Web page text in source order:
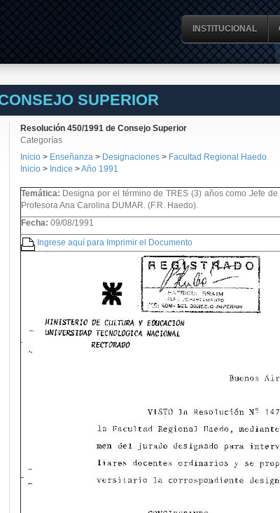
INSTITUCIONAL
SUPERIOR
Resolución 450/1991 de Consejo Superior
Categorías
Inicio> Enseñanza > Designaciones > Facultad Regional Haedo
Inicio> Indice >Año 1991
Temática: Designa por el término de TRES (3) años como Jefe
Profesora Ana Carolina DUMAR. (F.R. Haedo).
Fecha: 09/08/1991
Ingrese aquí para Imprimir el Documento